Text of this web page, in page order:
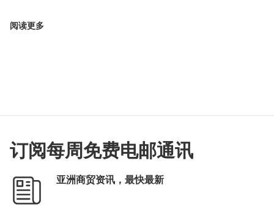
阅读更多
订阅每周免费电邮通讯
亚洲商贸资讯，最快最新